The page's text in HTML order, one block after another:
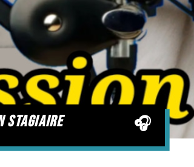
stagiaire